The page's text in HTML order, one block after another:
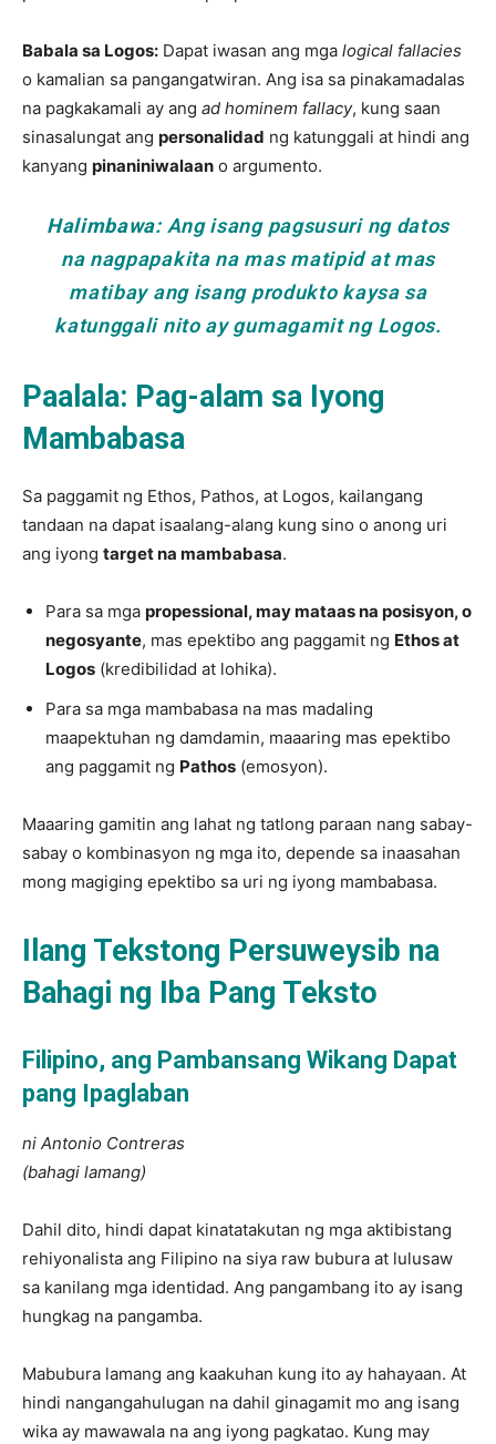
Babala sa Logos: Dapat iwasan ang mga logical fallacies
o kamalian sa pangangatwiran. Ang isa sa pinakamadalas
na pagkakamali ay ang ad hominem fallacy, kung saan
sinasalungat ang personalidad ng katunggali at hindi ang
kanyang pinaniniwalaan o argumento.
Halimbawa:Ang isang pagsusuri ng datos
na nagpapakita na mas matipid at mas
matibay ang isang produkto kaysa sa
katunggali nito ay gumagamit ng Logos.
Paalala: Pag-alam sa Iyong
Mambabasa
Sa paggamit ng Ethos, Pathos, at Logos, kailangang
tandaan na dapat isaalang-alang kung sino o anong uri
ang iyong target na mambabasa.
Para sa mga propessional, may mataas na posisyon, o
negosyante, mas epektibo ang paggamit ng Ethos at
Logos (kredibilidad at lohika).
Para sa mga mambabasa na mas madaling
maapektuhan ng damdamin, maaaring mas epektibo
ang paggamit ng Pathos (emosyon).
Maaaring gamitin ang lahat ng tatlong paraan nang sabay-
sabay o kombinasyon ng mga ito, depende sa inaasahan
mong magiging epektibo sa uri ng iyong mambabasa.
Ilang Tekstong Persuweysib na
Bahagi ng Iba Pang Teksto
Filipino, ang Pambansang Wikang Dapat
pang Ipaglaban
ni Antonio Contreras
(bahagi lamang)
Dahil dito, hindi dapat kinatatakutan ng mga aktibistang
rehiyonalista ang Filipino na siya raw bubura at lulusaw
sa kanilang mga identidad. Ang pangambang ito ay isang
hungkag na pangamba.
Mabubura lamang ang kaakuhan kung ito ay hahayaan. At
hindi nangangahulugan na dahil ginagamit mo ang isang
wika ay mawawala na ang iyong pagkatao. Kung may